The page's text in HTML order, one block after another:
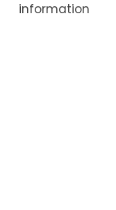
information